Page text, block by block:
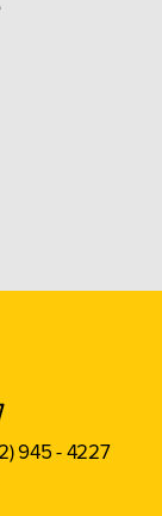
945 - 4227